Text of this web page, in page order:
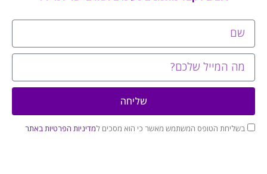
בשליחת הטופס המשתמש מאשר כי הוא מסכים למדיניות הפרטיות באתר
שליחה